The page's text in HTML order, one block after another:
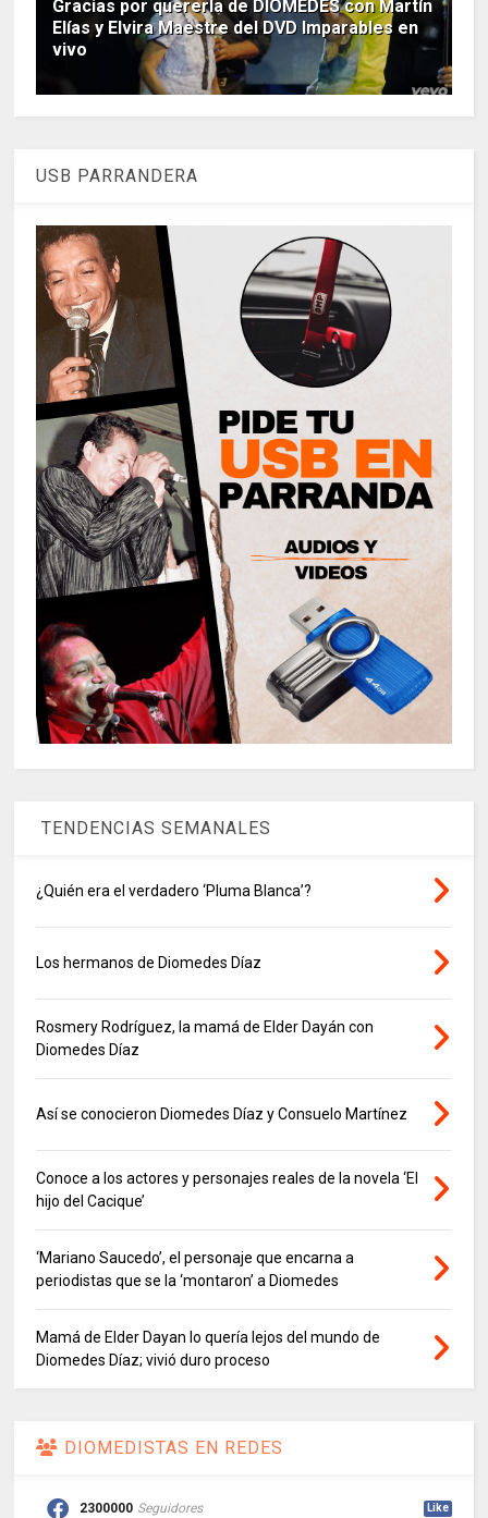
Gracias por quererla de DIOMEDES con Martín
Elías y Elvira Maestre del DVD Imparables en
vivo
USB PARRANDERA
TENDENCIAS SEMANALES
¿Quién era el verdadero ‘Pluma Blanca’?
Los hermanos de Diomedes Díaz
Rosmery Rodríguez, la mamá de Elder Dayán con
Diomedes Díaz
Así se conocieron Diomedes Díaz y Consuelo Martínez
Conoce a los actores y personajes reales de la novela ‘El
hijo del Cacique’
‘Mariano Saucedo’, el personaje que encarna a
periodistas que se la ‘montaron’ a Diomedes
Mamá de Elder Dayan lo quería lejos del mundo de
Diomedes Díaz; vivió duro proceso
DIOMEDISTAS EN REDES
2300000 Seguidores Like